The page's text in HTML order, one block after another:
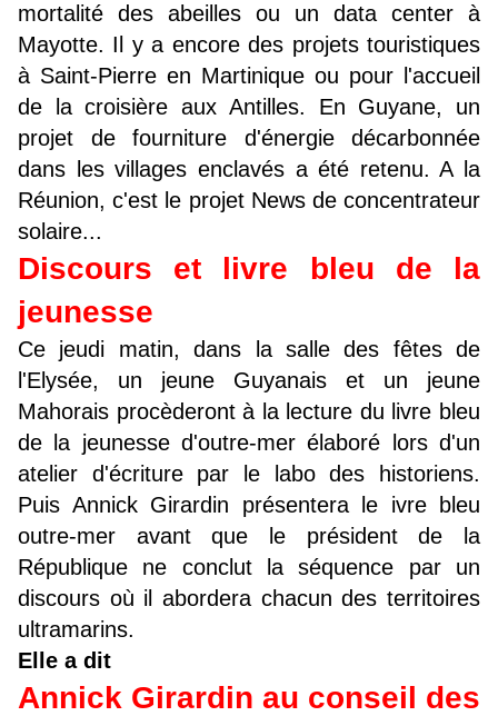
mortalité des abeilles ou un data center à
Mayotte. Il y a encore des projets touristiques
à Saint-Pierre en Martinique ou pour l'accueil
de la croisière aux Antilles. En Guyane, un
projet de fourniture d'énergie décarbonnée
dans les villages enclavés a été retenu. A la
Réunion, c'est le projet News de concentrateur
solaire...
Discours et livre bleu de la
jeunesse
Ce jeudi matin, dans la salle des fêtes de
l'Elysée, un jeune Guyanais et un jeune
Mahorais procèderont à la lecture du livre bleu
de la jeunesse d'outre-mer élaboré lors d'un
atelier d'écriture par le labo des historiens.
Puis Annick Girardin présentera le ivre bleu
outre-mer avant que le président de la
République ne conclut la séquence par un
discours où il abordera chacun des territoires
ultramarins.
Elle a dit
Annick Girardin au conseil des